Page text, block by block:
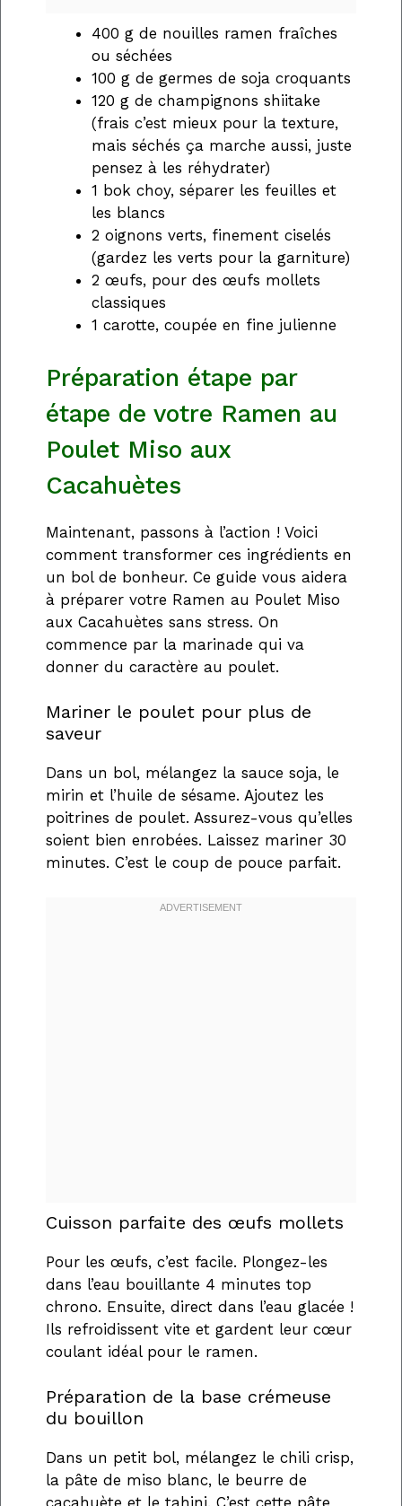
400 g de nouilles ramen fraîches
ou séchées
100 g de germes de soja croquants
120 g de champignons shiitake
(frais c’est mieux pour la texture,
mais séchés ça marche aussi, juste
pensez à les réhydrater)
1 bok choy, séparer les feuilles et
les blancs
2 oignons verts, finement ciselés
(gardez les verts pour la garniture)
2 œufs, pour des œufs mollets
classiques
1 carotte, coupée en fine julienne
Préparation étape par
étape de votre Ramen au
Poulet Miso aux
Cacahuètes
Maintenant, passons à l’action ! Voici
comment transformer ces ingrédients en
un bol de bonheur. Ce guide vous aidera
à préparer votre Ramen au Poulet Miso
aux Cacahuètes sans stress. On
commence par la marinade qui va
donner du caractère au poulet.
Mariner le poulet pour plus de
saveur
Dans un bol, mélangez la sauce soja, le
mirin et l’huile de sésame. Ajoutez les
poitrines de poulet. Assurez-vous qu’elles
soient bien enrobées. Laissez mariner 30
minutes. C’est le coup de pouce parfait.
Cuisson parfaite des œufs mollets
Pour les œufs, c’est facile. Plongez-les
dans l’eau bouillante 4 minutes top
chrono. Ensuite, direct dans l’eau glacée !
Ils refroidissent vite et gardent leur cœur
coulant idéal pour le ramen.
Préparation de la base crémeuse
du bouillon
Dans un petit bol, mélangez le chili crisp,
la pâte de miso blanc, le beurre de